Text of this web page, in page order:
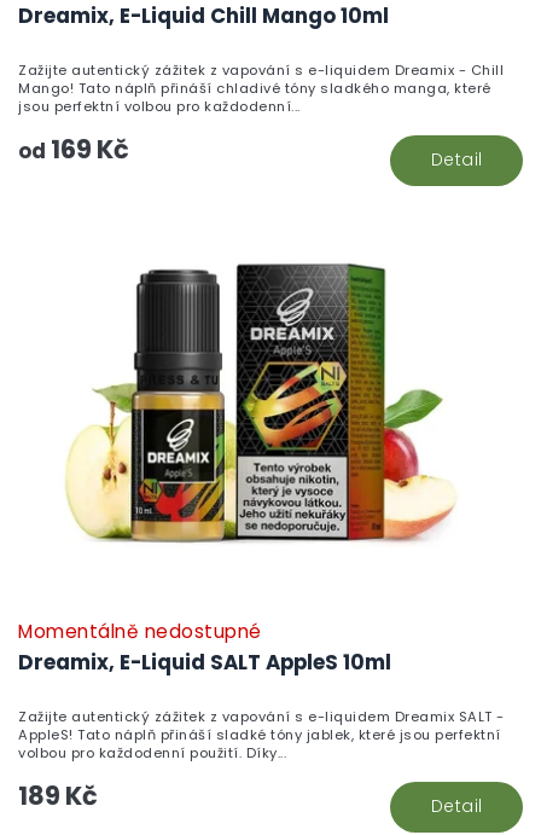
Dreamix, E-Liquid Chill Mango 10ml
od 169 Kč Detail
Zažijte autentický zážitek z vapování s e-liquidem Dreamix - Chill
Mango! Tato náplň přináší chladivé tóny sladkého manga, které
jsou perfektní volbou pro každodenní...
Dreamix, E-Liquid SALT AppleS 10ml
Momentálně nedostupné
189 Kč Detail
Zažijte autentický zážitek z vapování s e-liquidem Dreamix SALT -
AppleS! Tato náplň přináší sladké tóny jablek, které jsou perfektní
volbou pro každodenní použití. Díky...